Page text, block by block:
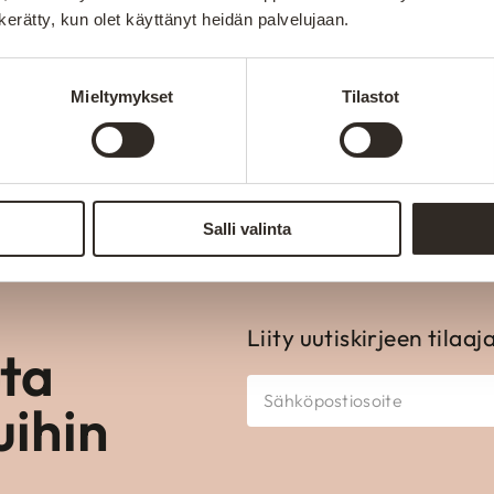
kun olet käyttänyt heidän palvelujaan.
Mieltymykset Tilastot
Salli valinta
kokeneiden
materiaaleissa ja
Valmistetaan
Aitokalusteen huonekalut
loppuun. Oma tuotanto
räätälöinnin asiakkaiden
Liity uutiskirjeen